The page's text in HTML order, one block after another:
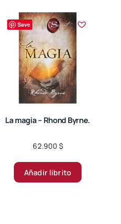
Save
La magia – Rhond Byrne.
62.900 $
Añadir librito